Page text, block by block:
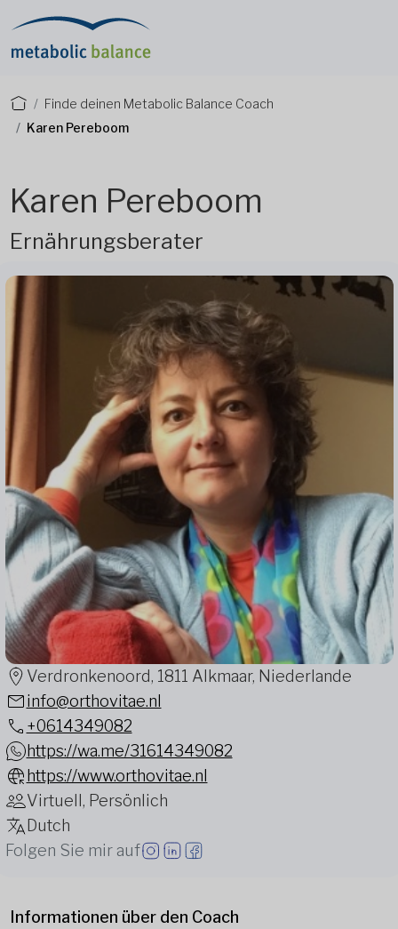
Finde deinen Metabolic Balance Coach
Karen Pereboom
Karen Pereboom
Ernährungsberater
Verdronkenoord, 1811 Alkmaar, Niederlande
info@orthovitae.nl
+0614349082
https://wa.me/31614349082
https://www.orthovitae.nl
Virtuell, Persönlich
Dutch
Folgen Sie mir auf
Informationen über den Coach